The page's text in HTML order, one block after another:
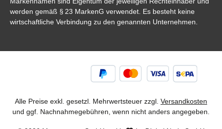
werden gemäß § 23 MarkenG verwendet. Es besteht keine
wirtschaftliche Verbindung zu den genannten Unternehmen.
Alle Preise exkl. gesetzl. Mehrwertsteuer zzgl. Versandkosten
und ggf. Nachnahmegebühren, wenn nicht anders angegeben.